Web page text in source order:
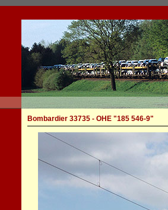
Bombardier 33735 - OHE "185 546-9"